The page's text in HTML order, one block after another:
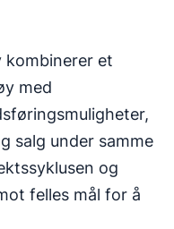
et
med
salg under samme
og
felles mål for å